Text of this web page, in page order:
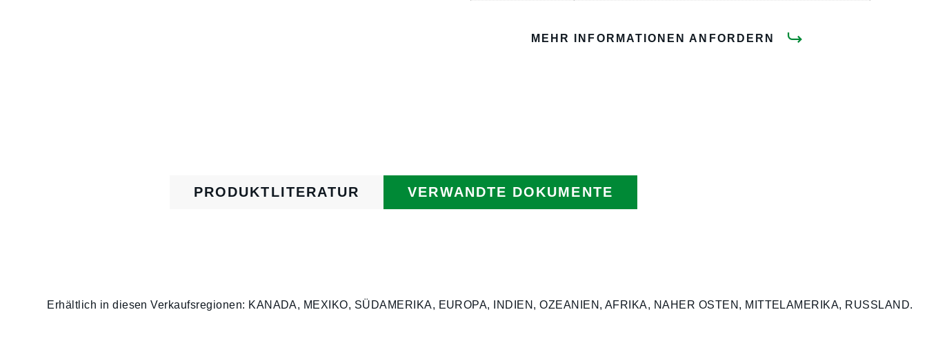
MEHR INFORMATIONEN ANFORDERN
PRODUKTLITERATUR VERWANDTE DOKUMENTE
Erhältlich in diesen Verkaufsregionen: KANADA, MEXIKO, SÜDAMERIKA, EUROPA, INDIEN, OZEANIEN, AFRIKA, NAHER OSTEN, MITTELAMERIKA, RUSSLAND.